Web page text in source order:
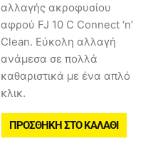
αλλαγής ακροφυσίου
αφρού FJ 10 C Connect ‘n’
Clean. Εύκολη αλλαγή
ανάμεσα σε πολλά
καθαριστικά με ένα απλό
κλικ.
ΠΡΟΣΘΉΚΗ ΣΤΟ ΚΑΛΆΘΙ